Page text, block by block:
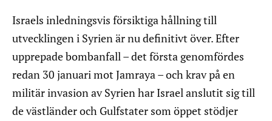
Israels inledningsvis försiktiga hållning till
utvecklingen i Syrien är nu definitivt över. Efter
upprepade bombanfall – det första genomfördes
redan 30 januari mot Jamraya – och krav på en
militär invasion av Syrien har Israel anslutit sig till
de västländer och Gulfstater som öppet stödjer